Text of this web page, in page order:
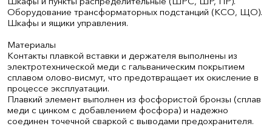
Оборудование трансформаторных подстанций (КСО, ЩО).
Шкафы и ящики управления.
Материалы
Контакты плавкой вставки и держателя выполнены из
электротехнической меди с гальваническим покрытием
сплавом олово-висмут, что предотвращает их окисление в
процессе эксплуатации.
Плавкий элемент выполнен из фосфористой бронзы (сплав
меди с цинком с добавлением фосфора) и надежно
соединен точечной сваркой с выводами предохранителя.